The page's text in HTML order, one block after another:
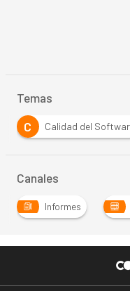
Temas
C Costes
Canales
Informes